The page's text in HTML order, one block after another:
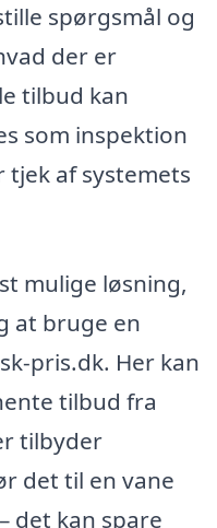
spørgsmål og
der er
tilbud kan
som inspektion
af systemets
mulige løsning,
at bruge en
pris.dk. Her kan
tilbud fra
tilbyder
det til en vane
det kan spare